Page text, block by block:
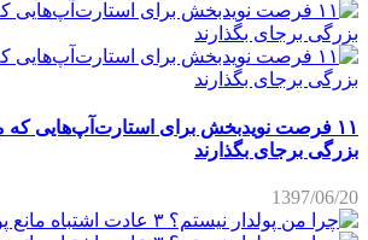
۱۱ فرصت نویدبخش برای استارت‌آپ‌هایی که
بزرگی برجای بگذارند
1397/06/20